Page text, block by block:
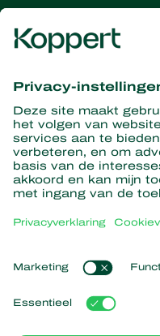
Ontvang het
informatie
Partners with Nature
Roofmijten
Roofinsecten
Nuttige nematoden
Nuttige micro-organismen
Gewasbescherming
Nieuws en informatie
Duurzaamheid
Werken bij Koppert
Contact
Populaire links
Ervaringen van klanten
Koppert Global